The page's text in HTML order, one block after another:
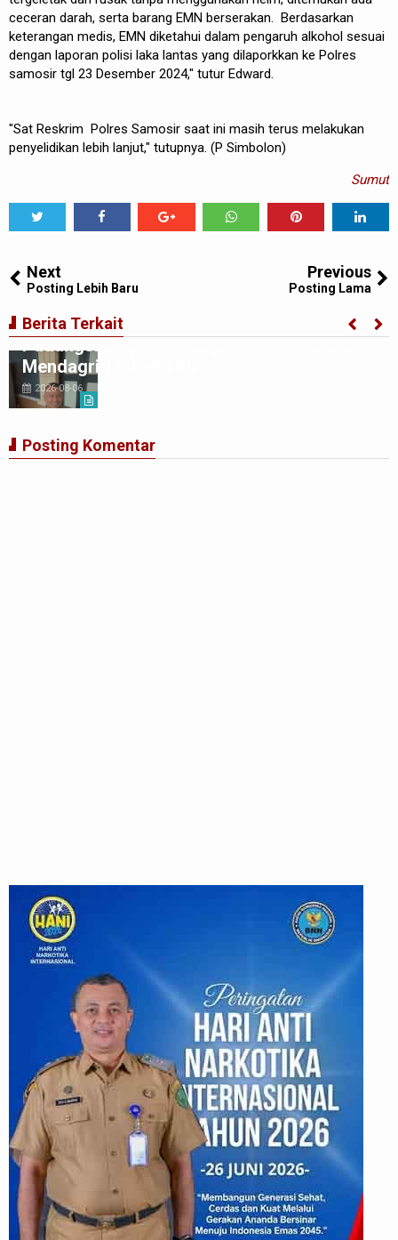
ceceran darah, serta barang EMN berserakan. Berdasarkan
keterangan medis, EMN diketahui dalam pengaruh alkohol sesuai
dengan laporan polisi laka lantas yang dilaporkkan ke Polres
samosir tgl 23 Desember 2024," tutur Edward.
"Sat Reskrim Polres Samosir saat ini masih terus melakukan
penyelidikan lebih lanjut," tutupnya. (P Simbolon)
Sumut
Next
Posting Lebih Baru
Previous
Posting Lama
Berita Terkait
Korwil TABAKSEL : Pemko
Padangsidimpuan Diduga Abaikan Arahan
Mendagri Terkait TKD
2026-08-06
Posting Komentar